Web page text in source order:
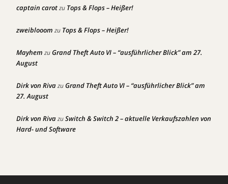
captain carotzu Tops & Flops – Heißer!
zweiblooom zu Tops & Flops – Heißer!
Mayhem zuGrand Theft Auto VI – “ausführlicher Blick” am 27.
August
Dirk von RivazuGrand Theft Auto VI – “ausführlicher Blick” am
27. August
Dirk von RivazuSwitch & Switch 2 – aktuelle Verkaufszahlen von
Hard- und Software